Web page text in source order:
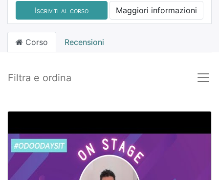
Iscriviti al corso Maggiori informazioni
Corso Recensioni
Filtra e ordina